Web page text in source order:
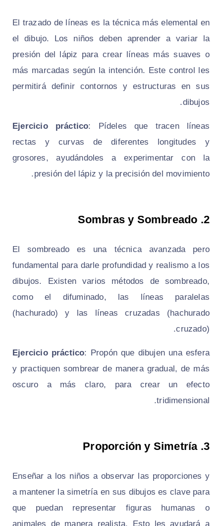
El trazado de líneas es la técnica más elemental en
el dibujo. Los niños deben aprender a variar la
presión del lápiz para crear líneas más suaves o
más marcadas según la intención. Este control les
permitirá definir contornos y estructuras en sus
dibujos.
Ejercicio práctico: Pídeles que tracen líneas
rectas y curvas de diferentes longitudes y
grosores, ayudándoles a experimentar con la
presión del lápiz y la precisión del movimiento.
2.
Sombras y Sombreado
El sombreado es una técnica avanzada pero
fundamental para darle profundidad y realismo a los
dibujos. Existen varios métodos de sombreado,
como el difuminado, las líneas paralelas
(hachurado) y las líneas cruzadas (hachurado
cruzado).
Ejercicio práctico: Propón que dibujen una esfera
y practiquen sombrear de manera gradual, de más
oscuro a más claro, para crear un efecto
tridimensional.
3.
Proporción y Simetría
Enseñar a los niños a observar las proporciones y
a mantener la simetría en sus dibujos es clave para
que puedan representar figuras humanas o
animales de manera realista. Esto les ayudará a